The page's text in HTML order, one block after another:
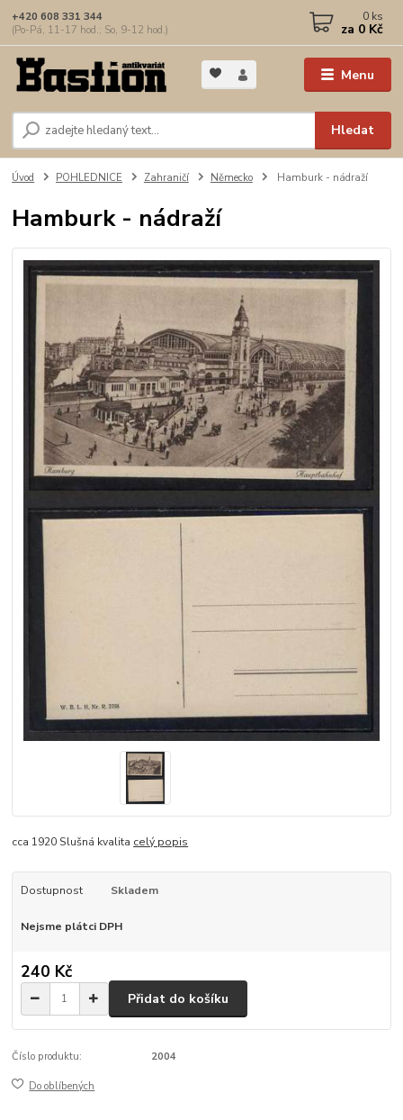
Menu
Hledat
+420 608 331 344
(Po-Pá, 11-17 hod.; So, 9-12 hod.)
0 ks
za 0 Kč
Úvod POHLEDNICE Zahraničí Německo Hamburk - nádraží
Hamburk - nádraží
cca 1920 Slušná kvalita celý popis
Dostupnost Skladem
Nejsme plátci DPH
240 Kč
Přidat do košíku
Číslo produktu: 2004
Do oblíbených